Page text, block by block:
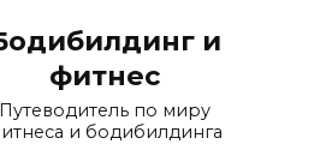
и
фитнес
Путеводитель по миру
и бодибилдинга